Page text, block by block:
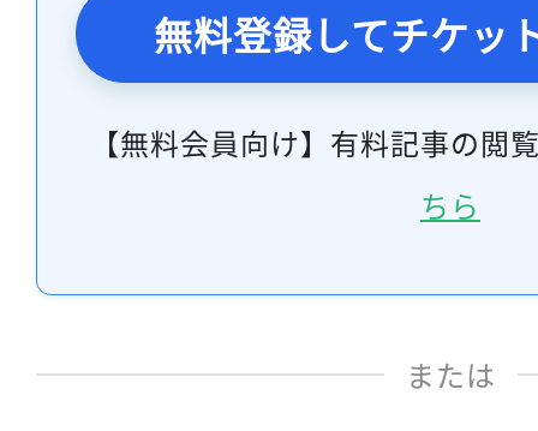
無料登録してチケッ
【無料会員向け】有料記事の閲
ちら
または